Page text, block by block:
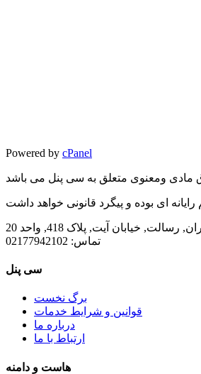
Powered by cPanel
رسالت, خیابان آیت, پلاک 418, واحد 20
تماس:
سی پنل
برگ نخست
قوانین و شرایط خدمات
درباره ما
ارتباط با ما
هاست و دامنه